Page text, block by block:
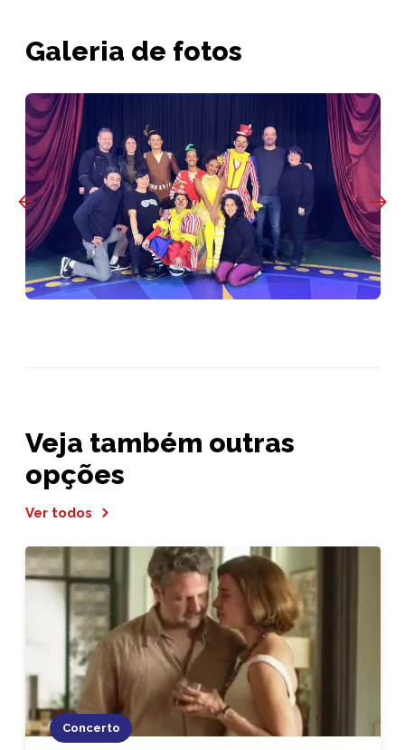
Galeria de fotos
Veja também outras
opções
Ver todos
Concerto